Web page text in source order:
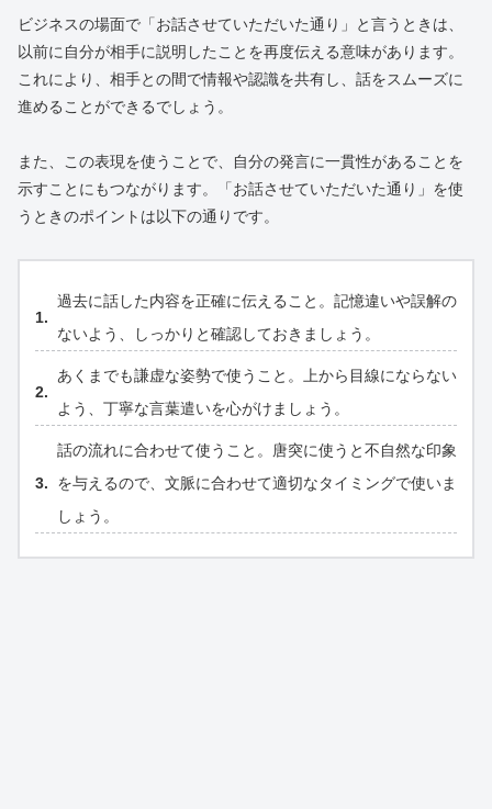
ビジネスの場面で「お話させていただいた通り」と言うときは、
以前に自分が相手に説明したことを再度伝える意味があります。
これにより、相手との間で情報や認識を共有し、話をスムーズに
進めることができるでしょう。
また、この表現を使うことで、自分の発言に一貫性があることを
示すことにもつながります。「お話させていただいた通り」を使
うときのポイントは以下の通りです。
過去に話した内容を正確に伝えること。記憶違いや誤解の
ないよう、しっかりと確認しておきましょう。
あくまでも謙虚な姿勢で使うこと。上から目線にならない
よう、丁寧な言葉遣いを心がけましょう。
話の流れに合わせて使うこと。唐突に使うと不自然な印象
を与えるので、文脈に合わせて適切なタイミングで使いま
しょう。